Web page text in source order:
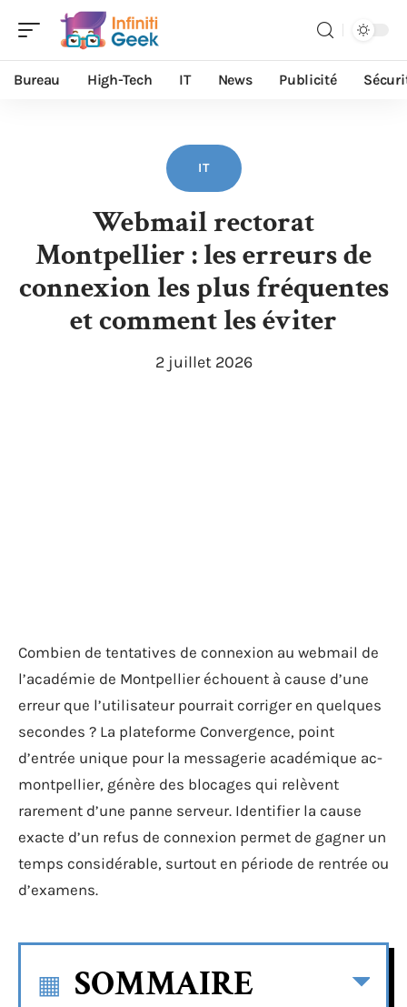
Bureau High-Tech IT News Publicité
IT
Webmail rectorat
Montpellier : les erreurs de
connexion les plus fréquentes
et comment les éviter
2 juillet 2026
Combien de tentatives de connexion au webmail de
l’académie de Montpellier échouent à cause d’une
erreur que l’utilisateur pourrait corriger en quelques
secondes ? La plateforme Convergence, point
d’entrée unique pour la messagerie académique ac-
montpellier, génère des blocages qui relèvent
rarement d’une panne serveur. Identifier la cause
exacte d’un refus de connexion permet de gagner un
temps considérable, surtout en période de rentrée ou
d’examens.
SOMMAIRE